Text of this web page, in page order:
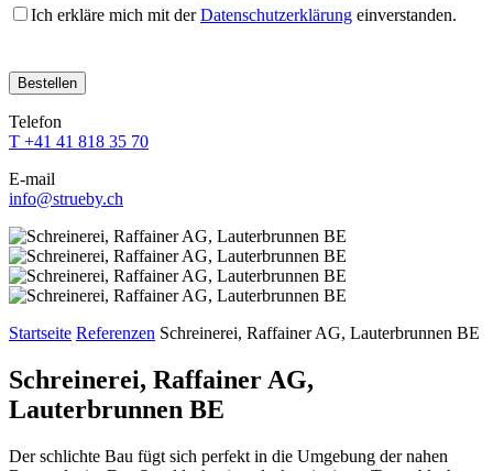
Ich erkläre mich mit derDatenschutzerklärung einverstanden.
lasse
dieses
Feld
leer.
lasse
dieses
Feld
leer.
lasse
dieses
Feld
leer.
lasse
dieses
Feld
leer.
lasse
Feld
leer.
Telefon
T +41 41 818 35 70
E-mail
info@strueby.ch
Startseite Referenzen Schreinerei, Raffainer AG, Lauterbrunnen BE
Schreinerei, Raffainer AG,
Lauterbrunnen BE
Der schlichte Bau fügt sich perfekt in die Umgebung der nahen